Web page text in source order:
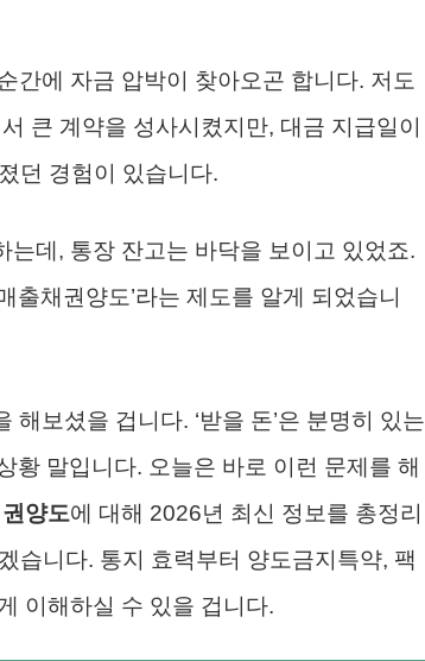
간에 자금 압박이 찾아오곤 합니다. 저도
큰 계약을 성사시켰지만, 대금 지급일이
던 경험이 있습니다.
데, 통장 잔고는 바닥을 보이고 있었죠.
출채권양도’라는 제도를 알게 되었습니
보셨을 겁니다. ‘받을 돈’은 분명히 있는
황 말입니다. 오늘은 바로 이런 문제를 해
양도에 대해 2026년 최신 정보를 총정리
습니다. 통지 효력부터 양도금지특약, 팩
이해하실 수 있을 겁니다.